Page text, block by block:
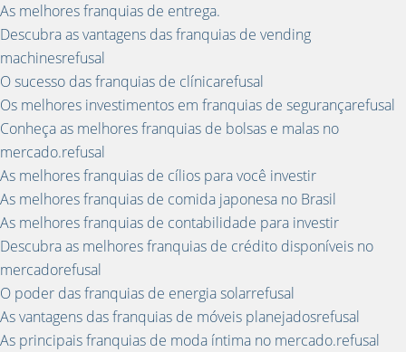
As melhores franquias de entrega.
Descubra as vantagens das franquias de vending
machinesrefusal
O sucesso das franquias de clínicarefusal
Os melhores investimentos em franquias de segurançarefusal
Conheça as melhores franquias de bolsas e malas no
mercado.refusal
As melhores franquias de cílios para você investir
As melhores franquias de comida japonesa no Brasil
As melhores franquias de contabilidade para investir
Descubra as melhores franquias de crédito disponíveis no
mercadorefusal
O poder das franquias de energia solarrefusal
As vantagens das franquias de móveis planejadosrefusal
As principais franquias de moda íntima no mercado.refusal